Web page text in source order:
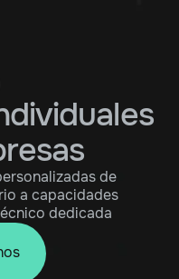
de
a capacidades
dedicada